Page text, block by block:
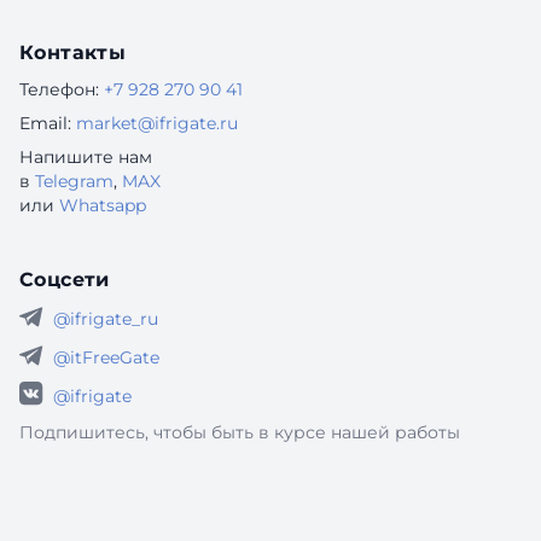
Контакты
Телефон: +7 928 270 90 41
Email: market@ifrigate.ru
Напишите нам
в Telegram, MAX
или Whatsapp
Соцсети
@ifrigate_ru
@itFreeGate
@ifrigate
Подпишитесь, чтобы быть в курсе нашей работы